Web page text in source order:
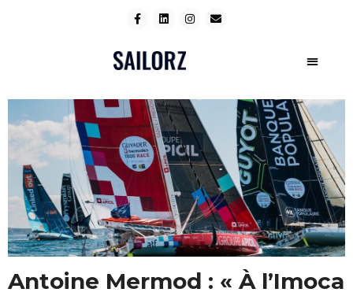
Antoine Mermod : « À l’Imoca